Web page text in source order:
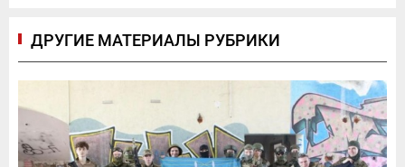
ДРУГИЕ МАТЕРИАЛЫ РУБРИКИ